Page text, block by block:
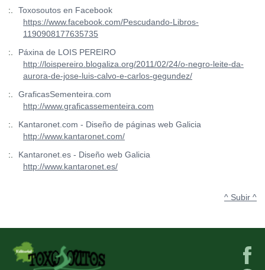
:. Toxosoutos en Facebook
https://www.facebook.com/Pescudando-Libros-
1190908177635735
:. Páxina de LOIS PEREIRO
http://loispereiro.blogaliza.org/2011/02/24/o-negro-leite-da-
aurora-de-jose-luis-calvo-e-carlos-gegundez/
:. GraficasSementeira.com
http://www.graficassementeira.com
:. Kantaronet.com - Diseño de páginas web Galicia
http://www.kantaronet.com/
:. Kantaronet.es - Diseño web Galicia
http://www.kantaronet.es/
^ Subir ^